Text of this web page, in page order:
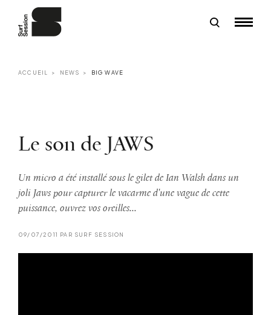
ACCUEIL NEWS BIG WAVE
Le son de JAWS
Un micro a été installé sous le gilet de Ian Walsh dans un
joli Jaws pour capturer le vacarme d'une vague de cette
puissance, ouvrez vos oreilles...
09/07/2011 PAR SURF SESSION